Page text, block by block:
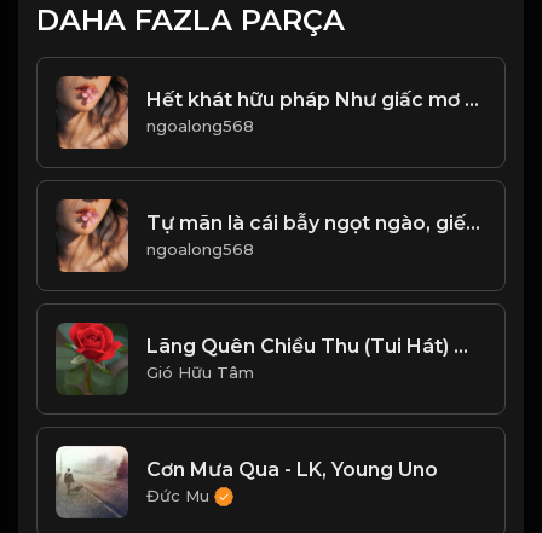
DAHA FAZLA PARÇA
Hết khát hữu pháp Như giấc mơ hão huyền...! Đạo
ngoalong568
Tự mãn là cái bẫy ngọt ngào, giết chết tài năng trong im lặng! Đạo
ngoalong568
Lãng Quên Chiều Thu (Tui Hát) 周華健_1767946641396
Gió Hữu Tâm
Cơn Mưa Qua - LK, Young Uno
Đức Mu